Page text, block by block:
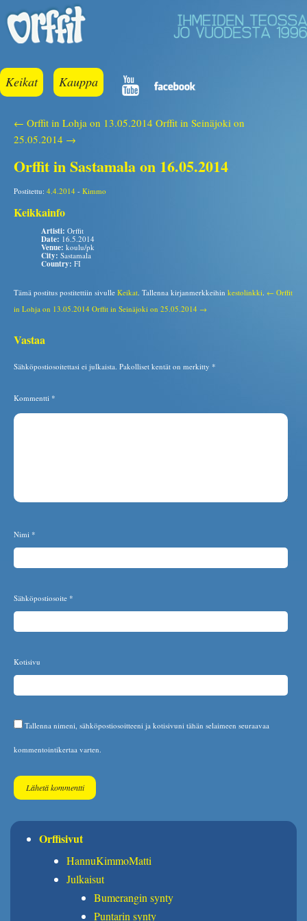
Keikat Kauppa
← Orffit in Lohja on 13.05.2014 Orffit in Seinäjoki on
25.05.2014 →
Orffit in Sastamala on 16.05.2014
Postitettu: 4.4.2014 - Kimmo
Keikkainfo
Artisti: Orffit
Date: 16.5.2014
Venue: koulu/pk
City: Sastamala
Country: FI
Tämä postitus postitettiin sivulle Keikat . Tallenna kirjanmerkkeihin kestolinkki ← Orffit
in Lohja on 13.05.2014 Orffit in Seinäjoki on 25.05.2014 →
Vastaa
Sähköpostiosoitettasi ei julkaista. Pakolliset kentät on merkitty *
Kommentti *
Nimi *
Sähköpostiosoite *
Kotisivu
Tallenna nimeni, sähköpostiosoitteeni ja kotisivuni tähän selaimeen seuraavaa
kommentointikertaa varten.
Orffisivut
HannuKimmoMatti
Julkaisut
Bumerangin synty
Puntarin synty